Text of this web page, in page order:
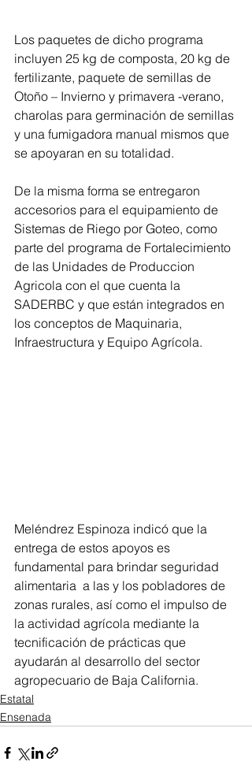
Los paquetes de dicho programa
incluyen 25 kg de composta, 20 kg de
fertilizante, paquete de semillas de
Otoño – Invierno y primavera -verano,
charolas para germinación de semillas
y una fumigadora manual mismos que
se apoyaran en su totalidad.
De la misma forma se entregaron
accesorios para el equipamiento de
Sistemas de Riego por Goteo, como
parte del programa de Fortalecimiento
de las Unidades de Produccion
Agricola con el que cuenta la
SADERBC y que están integrados en
los conceptos de Maquinaria,
Infraestructura y Equipo Agrícola.
Meléndrez Espinoza indicó que la
entrega de estos apoyos es
fundamental para brindar seguridad
alimentaria  a las y los pobladores de
zonas rurales, así como el impulso de
la actividad agrícola mediante la
tecnificación de prácticas que
ayudarán al desarrollo del sector
agropecuario de Baja California.
Estatal
Ensenada